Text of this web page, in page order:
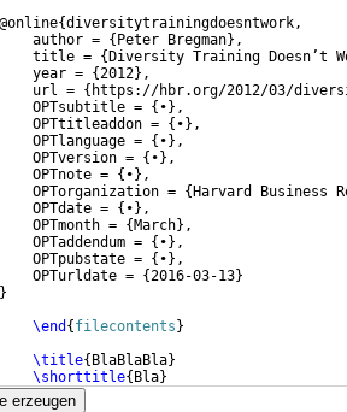
@online{diversitytrainingdoesntwork,
    author =
{ Peter Bregman} ,
    title =
{ Diversity Training Doesn’t
    year =
{2012} ,
    url =
{ https://hbr.org/2012/03/
    OPTsubtitle =
{ • } ,
    OPTtitleaddon =
{ • } ,
    OPTlanguage =
{ • } ,
    OPTversion =
{ • } ,
    OPTnote =
{ • } ,
    OPTorganization =
{ Harvard Business
    OPTdate =
{ • } ,
    OPTmonth =
{ March} ,
    OPTaddendum =
{ • } ,
    OPTpubstate =
{ • } ,
    OPTurldate =
{2016-03-13}
}
\end { filecontents }
\title{ BlaBlaBla}
\shorttitle{ Bla}
\author
erzeugen